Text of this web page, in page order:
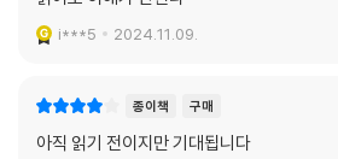
i***5 2024.11.09.
종이책 구매
아직 읽기 전이지만 기대됩니다